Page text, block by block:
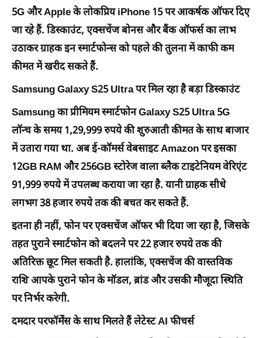
5G और Apple के लोकप्रिय iPhone 15 पर आकर्षक ऑफर दिए
जा रहे हैं. डिस्काउंट, एक्सचेंज बोनस और बैंक ऑफर्स का लाभ
उठाकर ग्राहक इन स्मार्टफोन्स को पहले की तुलना में काफी कम
कीमत में खरीद सकते हैं.
Samsung Galaxy S25 Ultra पर मिल रहा है बड़ा डिस्काउंट
Samsung का प्रीमियम स्मार्टफोन Galaxy S25 Ultra 5G
लॉन्च के समय 1,29,999 रुपये की शुरुआती कीमत के साथ बाजार
में उतारा गया था. अब ई-कॉमर्स वेबसाइट Amazon पर इसका
12GB RAM और 256GB स्टोरेज वाला ब्लैक टाइटेनियम वेरिएंट
91,999 रुपये में उपलब्ध कराया जा रहा है. यानी ग्राहक सीधे
लगभग 38 हजार रुपये तक की बचत कर सकते हैं.
इतना ही नहीं, फोन पर एक्सचेंज ऑफर भी दिया जा रहा है, जिसके
तहत पुराने स्मार्टफोन को बदलने पर 22 हजार रुपये तक की
अतिरिक्त छूट मिल सकती है. हालांकि, एक्सचेंज की वास्तविक
राशि आपके पुराने फोन के मॉडल, ब्रांड और उसकी मौजूदा स्थिति
पर निर्भर करेगी.
दमदार परफॉर्मेंस के साथ मिलते हैं लेटेस्ट AI फीचर्स